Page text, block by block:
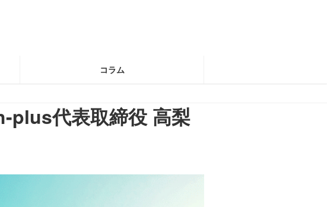
コラム
plus代表取締役 高梨